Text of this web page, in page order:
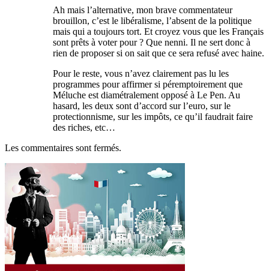
Ah mais l’alternative, mon brave commentateur
brouillon, c’est le libéralisme, l’absent de la politique
mais qui a toujours tort. Et croyez vous que les Français
sont prêts à voter pour ? Que nenni. Il ne sert donc à
rien de proposer si on sait que ce sera refusé avec haine.
Pour le reste, vous n’avez clairement pas lu les
programmes pour affirmer si péremptoirement que
Méluche est diamétralement opposé à Le Pen. Au
hasard, les deux sont d’accord sur l’euro, sur le
protectionnisme, sur les impôts, ce qu’il faudrait faire
des riches, etc…
Les commentaires sont fermés.